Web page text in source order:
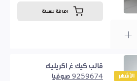
اضافة للسلة
الأشهر
قالب كيك غ اكريليك
9259674 صوفيا